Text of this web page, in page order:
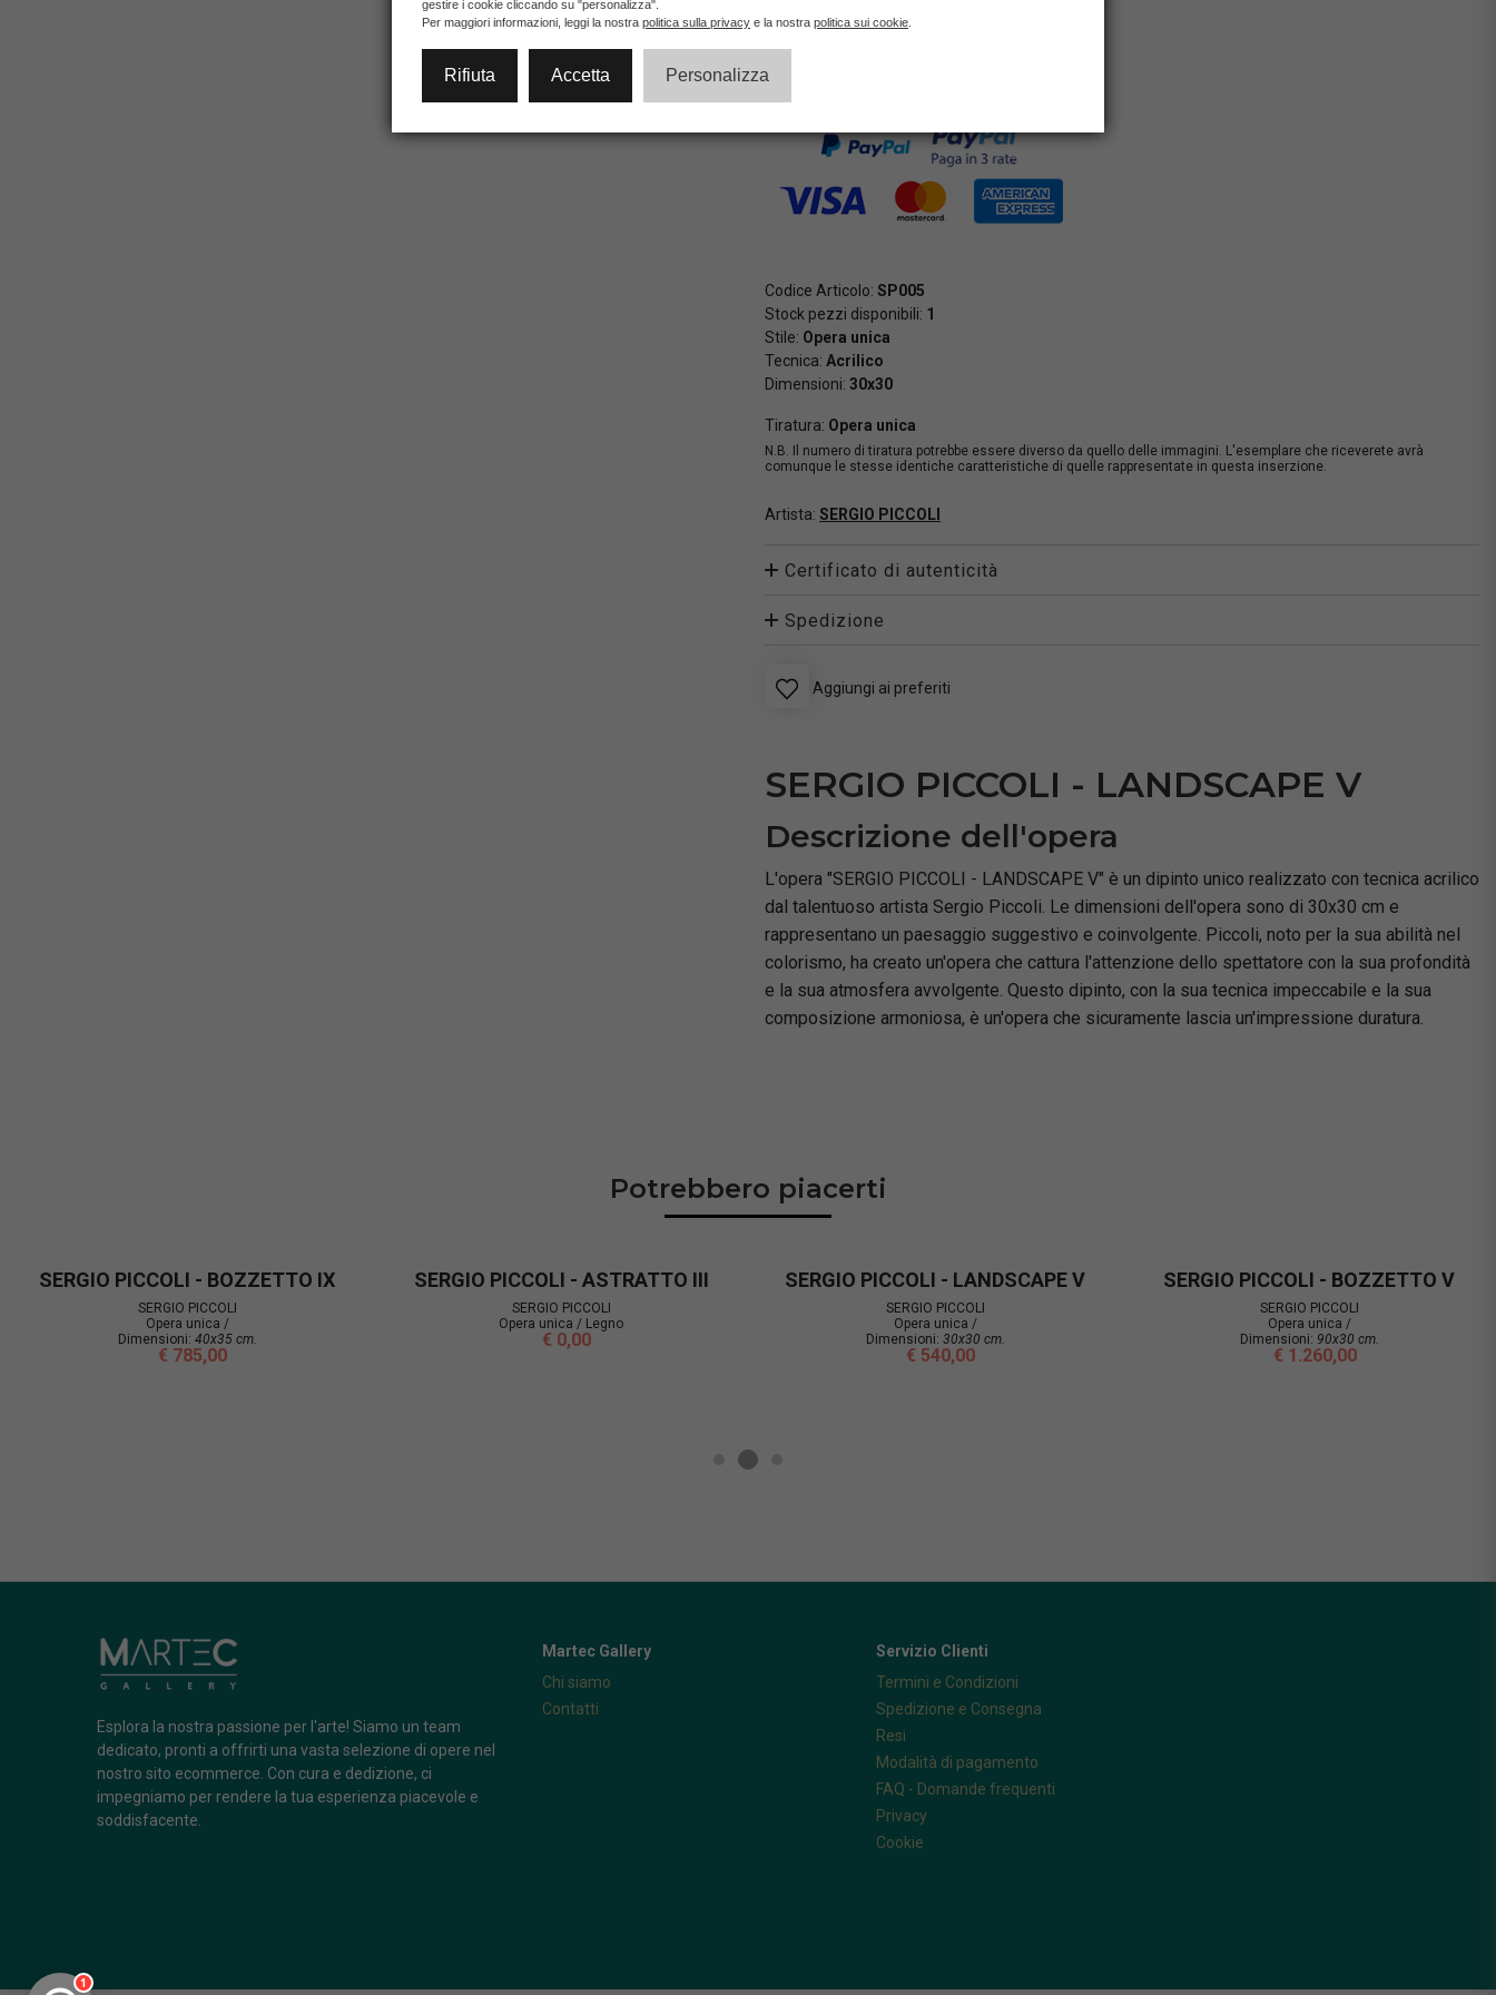
Pagamenti veloci e sicuri al 100% con carta
Codice Articolo: SP005
Stock pezzi disponibili: 1
Stile: Opera unica
Tecnica: Acrilico
Dimensioni: 30x30
Tiratura: Opera unica
N.B. Il numero di tiratura potrebbe essere diverso da quello delle immagini. L'esemplare che riceverete avrà
comunque le stesse identiche caratteristiche di quelle rappresentate in questa inserzione.
Artista: SERGIO PICCOLI
Certificato di autenticità
Spedizione
Aggiungi ai preferiti
SERGIO PICCOLI - LANDSCAPE V
Descrizione dell'opera
L'opera "SERGIO PICCOLI - LANDSCAPE V" è un dipinto unico realizzato con tecnica acrilico
dal talentuoso artista Sergio Piccoli. Le dimensioni dell'opera sono di 30x30 cm e
rappresentano un paesaggio suggestivo e coinvolgente. Piccoli, noto per la sua abilità nel
colorismo, ha creato un'opera che cattura l'attenzione dello spettatore con la sua profondità
e la sua atmosfera avvolgente. Questo dipinto, con la sua tecnica impeccabile e la sua
composizione armoniosa, è un'opera che sicuramente lascia un'impressione duratura.
Potrebbero piacerti
SERGIO PICCOLI - BOZZETTO IX
SERGIO PICCOLI
Opera unica /
Dimensioni: 40x35 cm.
€ 785,00
SERGIO PICCOLI - ASTRATTO III
SERGIO PICCOLI
Opera unica / Legno
€ 0,00
SERGIO PICCOLI - LANDSCAPE V
SERGIO PICCOLI
Opera unica /
Dimensioni: 30x30 cm.
€ 540,00
SERGIO PICCOLI - BOZZETTO V
SERGIO PICCOLI
Opera unica /
Dimensioni: 90x30 cm.
€ 1.260,00
Esplora la nostra passione per l'arte! Siamo un team
dedicato, pronti a offrirti una vasta selezione di opere nel
nostro sito ecommerce. Con cura e dedizione, ci
impegniamo per rendere la tua esperienza piacevole e
soddisfacente.
Martec Gallery
Chi siamo
Contatti
Servizio Clienti
Termini e Condizioni
Spedizione e Consegna
Resi
Modalità di pagamento
FAQ - Domande frequenti
Privacy
Cookie
1
gestire i cookie cliccando su "personalizza".
Per maggiori informazioni, leggi la nostra politica sulla privacy e la nostra politica sui cookie
Rifiuta Accetta Personalizza